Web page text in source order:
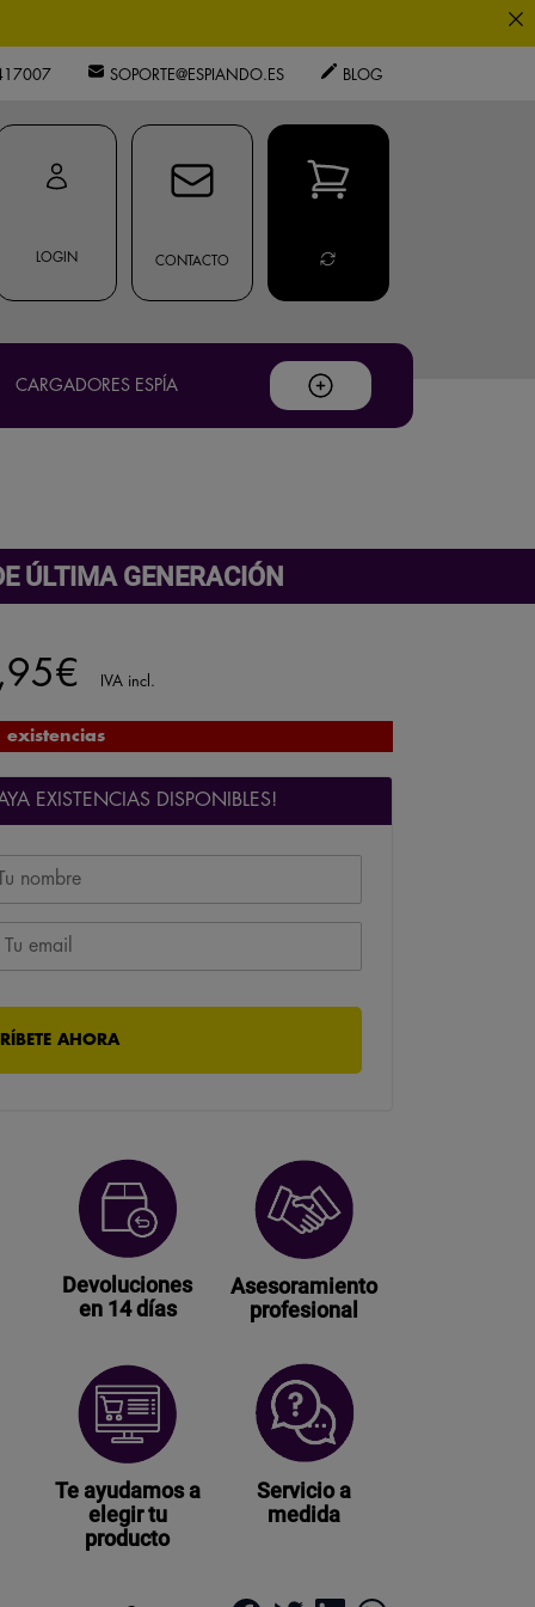
SOPORTE@ESPIANDO.ES BLOG
LOGIN CONTACTO
CARGADORES ESPÍA
ÚLTIMA GENERACIÓN
€ IVA incl.
existencias
EXISTENCIAS DISPONIBLES!
Devoluciones
en 14 días
Asesoramiento
profesional
Te ayudamos a
elegir tu
producto
Servicio a
medida